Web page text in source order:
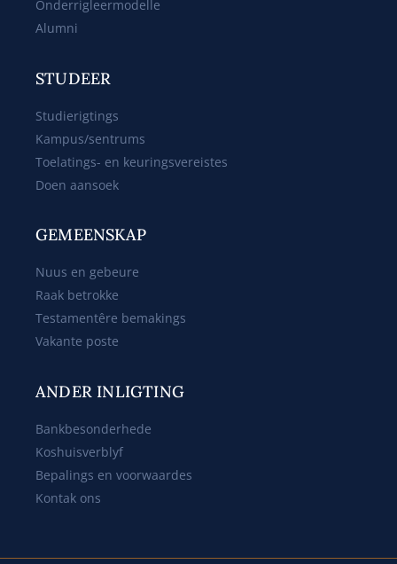
Onderrigleermodelle
Alumni
STUDEER
Studierigtings
Kampus/sentrums
Toelatings- en keuringsvereistes
Doen aansoek
GEMEENSKAP
Nuus en gebeure
Raak betrokke
Testamentêre bemakings
Vakante poste
ANDER INLIGTING
Bankbesonderhede
Koshuisverblyf
Bepalings en voorwaardes
Kontak ons